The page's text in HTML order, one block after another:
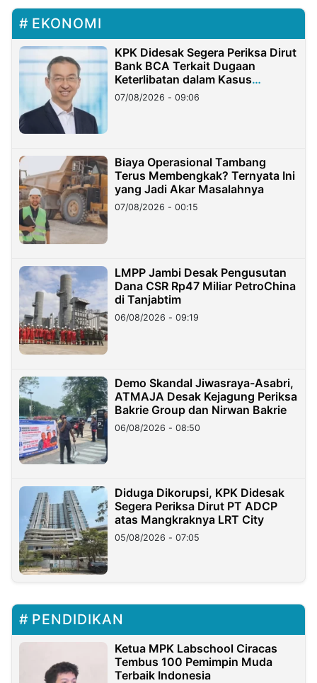
EKONOMI
KPK Didesak Segera Periksa Dirut
Bank BCA Terkait Dugaan
Keterlibatan dalam Kasus
Hilangnya Dana Nasabah Rp2,58
Miliar
07/08/2026 - 09:06
Biaya Operasional Tambang
Terus Membengkak? Ternyata Ini
yang Jadi Akar Masalahnya
07/08/2026 - 00:15
LMPP Jambi Desak Pengusutan
Dana CSR Rp47 Miliar PetroChina
di Tanjabtim
06/08/2026 - 09:19
Demo Skandal Jiwasraya-Asabri,
ATMAJA Desak Kejagung Periksa
Bakrie Group dan Nirwan Bakrie
06/08/2026 - 08:50
Diduga Dikorupsi, KPK Didesak
Segera Periksa Dirut PT ADCP
atas Mangkraknya LRT City
05/08/2026 - 07:05
PENDIDIKAN
Ketua MPK Labschool Ciracas
Tembus 100 Pemimpin Muda
Terbaik Indonesia